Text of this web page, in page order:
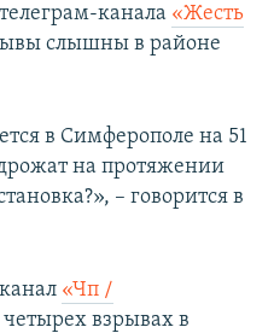
канала «Жесть
слышны в районе
в Симферополе на 51
на протяжении
– говорится в
«Чп /
взрывах в